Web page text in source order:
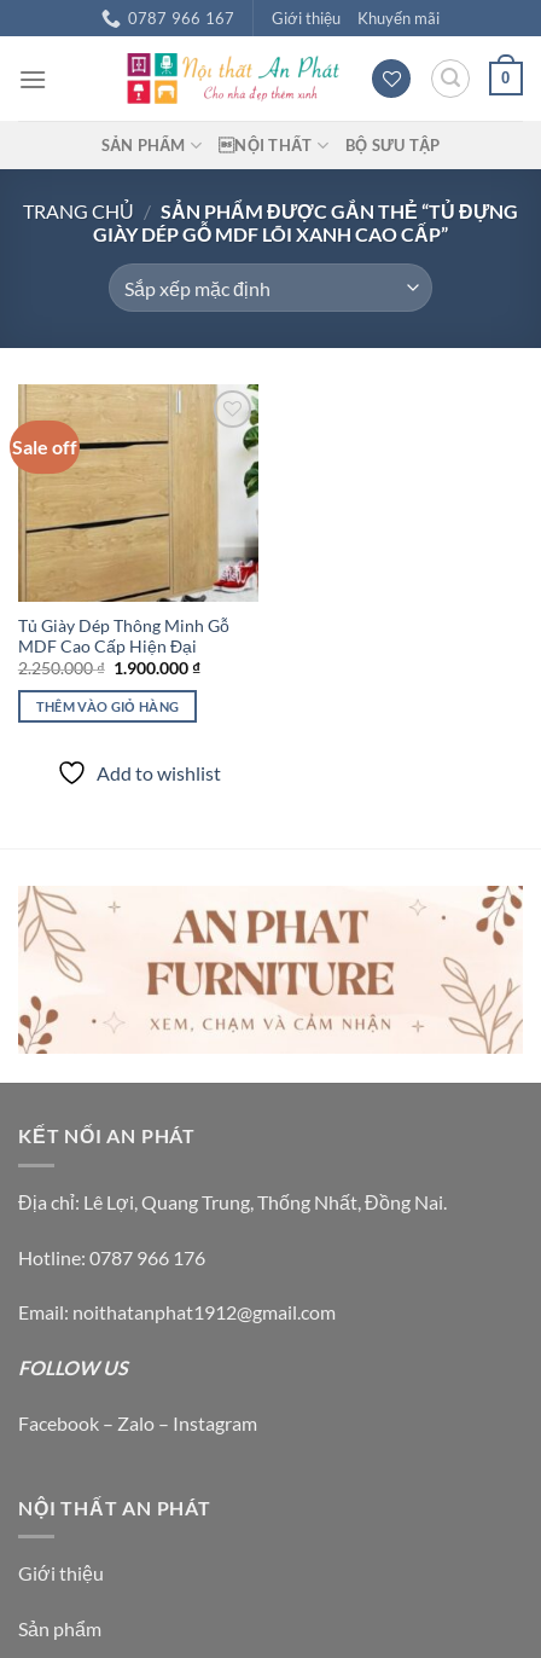
đến
nội
0787 966 167 Giới thiệu Khuyến mãi
0
SẢN PHẨM NỘI THẤT BỘ SƯU TẬP
TRANG CHỦ / SẢN PHẨM ĐƯỢC GẮN THẺ “TỦ ĐỰNG
GIÀY DÉP GỖ MDF LÕI XANH CAO CẤP”
Sale off
Add to
Tủ Giày Dép Thông Minh Gỗ
MDF Cao Cấp Hiện Đại
2.250.000₫ Giá
là:
2.250.000 ₫.
1.900.000₫Giá
THÊM VÀO GIỎ HÀNG
Add to wishlist
KẾT NỐI AN PHÁT
Địa chỉ: Lê Lợi, Quang Trung, Thống Nhất, Đồng Nai.
Hotline: 0787 966 176
Email: noithatanphat1912@gmail.com
FOLLOW US
Facebook – Zalo – Instagram
NỘI THẤT AN PHÁT
Giới thiệu
Sản phẩm